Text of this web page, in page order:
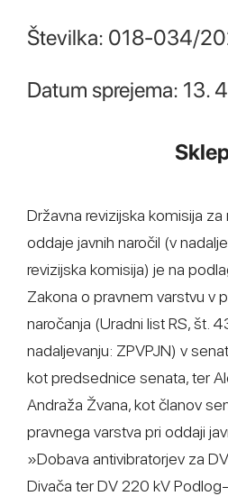
Številka: 018-034/
Datum sprejema: 13.
Državna revizijska komisija
oddaje javnih naročil (v
revizijska komisija) je na
Zakona o pravnem varstvu v
naročanja (Uradni list RS, št.
nadaljevanju: ZPVPJN) v
kot predsednice senata, ter
Andraža Žvana, kot članov
pravnega varstva pri oddaji
»Dobava antivibratorjev za
Divača ter DV 220 kV